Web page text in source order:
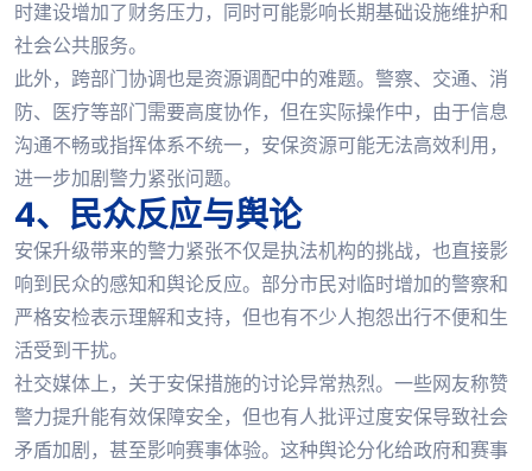
时建设增加了财务压力，同时可能影响长期基础设施维护和
社会公共服务。
此外，跨部门协调也是资源调配中的难题。警察、交通、消
防、医疗等部门需要高度协作，但在实际操作中，由于信息
沟通不畅或指挥体系不统一，安保资源可能无法高效利用，
进一步加剧警力紧张问题。
4、民众反应与舆论
安保升级带来的警力紧张不仅是执法机构的挑战，也直接影
响到民众的感知和舆论反应。部分市民对临时增加的警察和
严格安检表示理解和支持，但也有不少人抱怨出行不便和生
活受到干扰。
社交媒体上，关于安保措施的讨论异常热烈。一些网友称赞
警力提升能有效保障安全，但也有人批评过度安保导致社会
矛盾加剧，甚至影响赛事体验。这种舆论分化给政府和赛事